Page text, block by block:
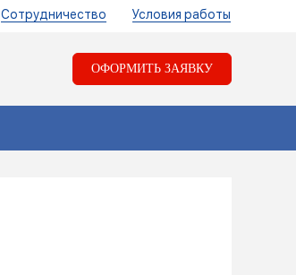
Условия работы
Сотрудничество
ОФОРМИТЬ ЗАЯВКУ